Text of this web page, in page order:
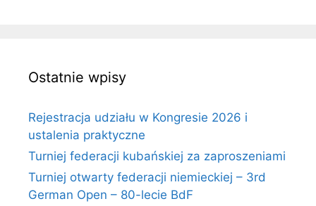
Ostatnie wpisy
Rejestracja udziału w Kongresie 2026 i
ustalenia praktyczne
Turniej federacji kubańskiej za zaproszeniami
Turniej otwarty federacji niemieckiej – 3rd
German Open – 80-lecie BdF